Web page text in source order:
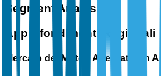
Segment Analysis
Approfondimenti Regionali
Mercato dei Motori Alternativi in